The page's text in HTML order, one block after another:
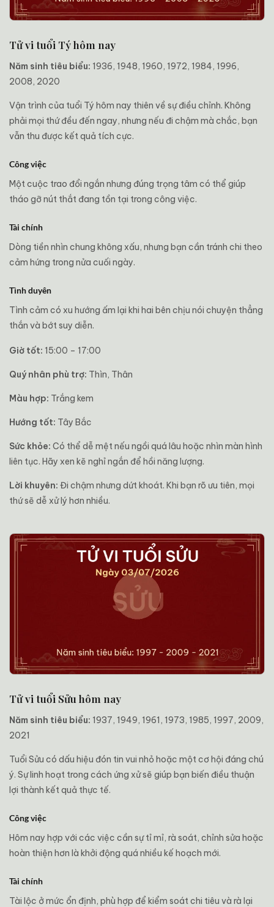
Tử vi tuổi Tý hôm nay
Năm sinh tiêu biểu: 1936, 1948, 1960, 1972, 1984, 1996,
2008, 2020
Vận trình của tuổi Tý hôm nay thiên về sự điều chỉnh. Không
phải mọi thứ đều đến ngay, nhưng nếu đi chậm mà chắc, bạn
vẫn thu được kết quả tích cực.
Công việc
Một cuộc trao đổi ngắn nhưng đúng trọng tâm có thể giúp
tháo gỡ nút thắt đang tồn tại trong công việc.
Tài chính
Dòng tiền nhìn chung không xấu, nhưng bạn cần tránh chi theo
cảm hứng trong nửa cuối ngày.
Tình duyên
Tình cảm có xu hướng ấm lại khi hai bên chịu nói chuyện thẳng
thắn và bớt suy diễn.
Giờ tốt: 15:00 – 17:00
Quý nhân phù trợ: Thìn, Thân
Màu hợp: Trắng kem
Hướng tốt: Tây Bắc
Sức khỏe: Có thể dễ mệt nếu ngồi quá lâu hoặc nhìn màn hình
liên tục. Hãy xen kẽ nghỉ ngắn để hồi năng lượng.
Lời khuyên: Đi chậm nhưng dứt khoát. Khi bạn rõ ưu tiên, mọi
thứ sẽ dễ xử lý hơn nhiều.
Tử vi tuổi Sửu hôm nay
Năm sinh tiêu biểu: 1937, 1949, 1961, 1973, 1985, 1997, 2009,
2021
Tuổi Sửu có dấu hiệu đón tin vui nhỏ hoặc một cơ hội đáng chú
ý. Sự linh hoạt trong cách ứng xử sẽ giúp bạn biến điều thuận
lợi thành kết quả thực tế.
Công việc
Hôm nay hợp với các việc cần sự tỉ mỉ, rà soát, chỉnh sửa hoặc
hoàn thiện hơn là khởi động quá nhiều kế hoạch mới.
Tài chính
Tài lộc ở mức ổn định, phù hợp để kiểm soát chi tiêu và rà lại